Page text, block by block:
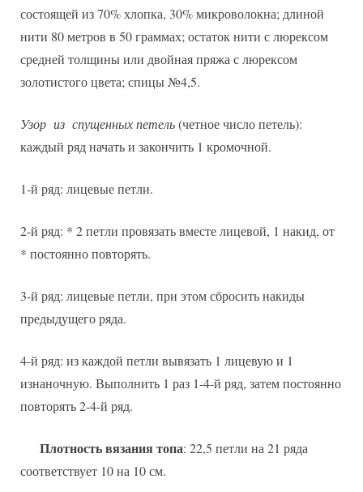
состоящей из 70% хлопка, 30% микроволокна; длиной
нити 80 метров в 50 граммах; остаток нити с люрексом
средней толщины или двойная пряжа с люрексом
золотистого цвета; спицы №4,5.
Узор из спущенных петель(четное число петель):
каждый ряд начать и закончить 1 кромочной.
1-й ряд: лицевые петли.
2-й ряд: * 2 петли провязать вместе лицевой, 1 накид, от
* постоянно повторять.
3-й ряд: лицевые петли, при этом сбросить накиды
предыдущего ряда.
4-й ряд: из каждой петли вывязать 1 лицевую и 1
изнаночную. Выполнить 1 раз 1-4-й ряд, затем постоянно
повторять 2-4-й ряд.
Плотность вязания топа: 22,5 петли на 21 ряда
соответствует 10 на 10 см.